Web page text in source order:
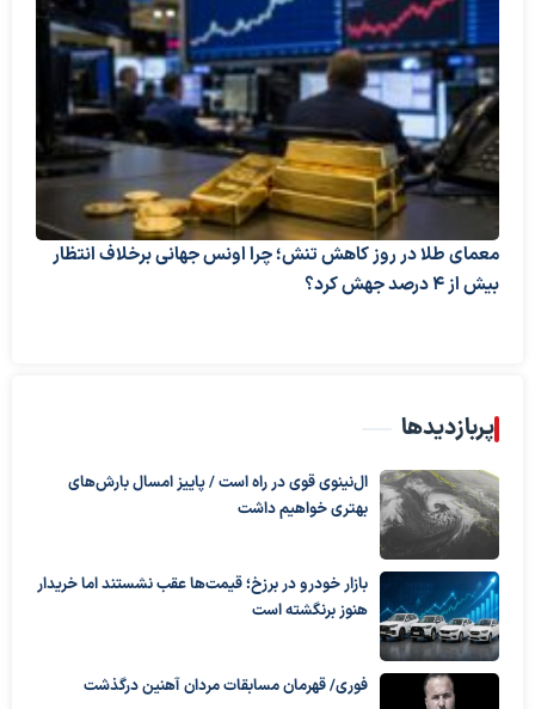
معمای طلا در روز کاهش تنش؛ چرا اونس جهانی برخلاف انتظار
بیش از ۴ درصد جهش کرد؟
پربازدیدها
ال‌نینوی قوی در راه است / پاییز امسال بارش‌های
بهتری خواهیم داشت
بازار خودرو در برزخ؛ قیمت‌ها عقب نشستند اما خریدار
هنوز برنگشته است
فوری/ قهرمان مسابقات مردان آهنین درگذشت